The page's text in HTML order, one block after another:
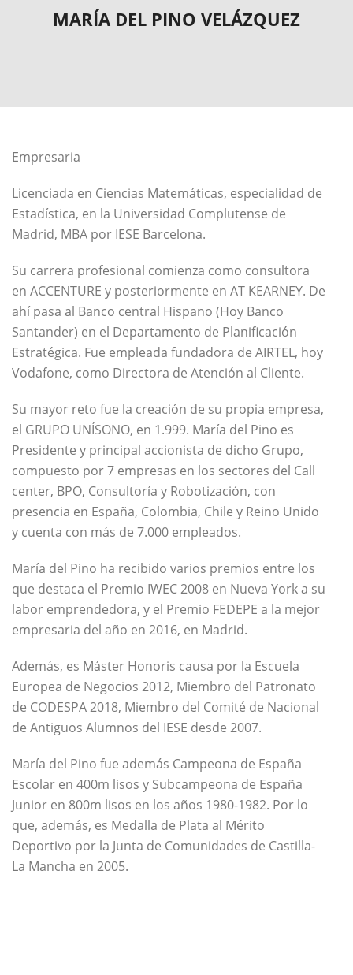
MARÍA DEL PINO VELÁZQUEZ
Empresaria
Licenciada en Ciencias Matemáticas, especialidad de
Estadística, en la Universidad Complutense de
Madrid, MBA por IESE Barcelona.
Su carrera profesional comienza como consultora
en ACCENTURE y posteriormente en AT KEARNEY. De
ahí pasa al Banco central Hispano (Hoy Banco
Santander) en el Departamento de Planificación
Estratégica. Fue empleada fundadora de AIRTEL, hoy
Vodafone, como Directora de Atención al Cliente.
Su mayor reto fue la creación de su propia empresa,
el GRUPO UNÍSONO, en 1.999. María del Pino es
Presidente y principal accionista de dicho Grupo,
compuesto por 7 empresas en los sectores del Call
center, BPO, Consultoría y Robotización, con
presencia en España, Colombia, Chile y Reino Unido
y cuenta con más de 7.000 empleados.
María del Pino ha recibido varios premios entre los
que destaca el Premio IWEC 2008 en Nueva York a su
labor emprendedora, y el Premio FEDEPE a la mejor
empresaria del año en 2016, en Madrid.
Además, es Máster Honoris causa por la Escuela
Europea de Negocios 2012, Miembro del Patronato
de CODESPA 2018, Miembro del Comité de Nacional
de Antiguos Alumnos del IESE desde 2007.
María del Pino fue además Campeona de España
Escolar en 400m lisos y Subcampeona de España
Junior en 800m lisos en los años 1980-1982. Por lo
que, además, es Medalla de Plata al Mérito
Deportivo por la Junta de Comunidades de Castilla-
La Mancha en 2005.